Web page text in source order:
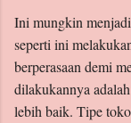
Ini mungkin
seperti ini
berperasaan demi
dilakukannya
lebih baik. Tipe